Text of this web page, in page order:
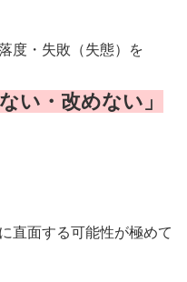
度・失敗（失態）を
い・改めない」
直面する可能性が極めて